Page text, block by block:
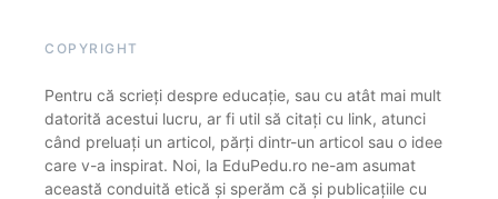
COPYRIGHT
Pentru că scrieți despre educație, sau cu atât mai mult
datorită acestui lucru, ar fi util să citați cu link, atunci
când preluați un articol, părți dintr-un articol sau o idee
care v-a inspirat. Noi, la EduPedu.ro ne-am asumat
această conduită etică și sperăm că și publicațiile cu